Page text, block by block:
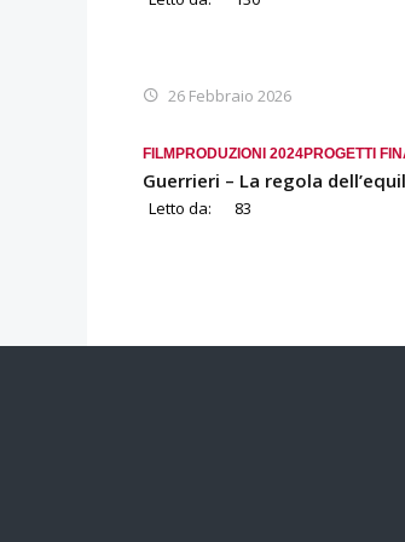
26 Febbraio 2026
FILM PRODUZIONI 2024PROGETTI
Guerrieri – La regola
Letto da: 83